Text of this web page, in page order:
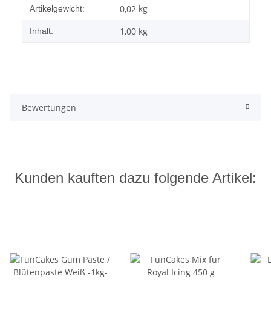
Artikelgewicht: 0,02 kg
Inhalt: 1,00 kg
Bewertungen
Kunden kauften dazu folgende Artikel: